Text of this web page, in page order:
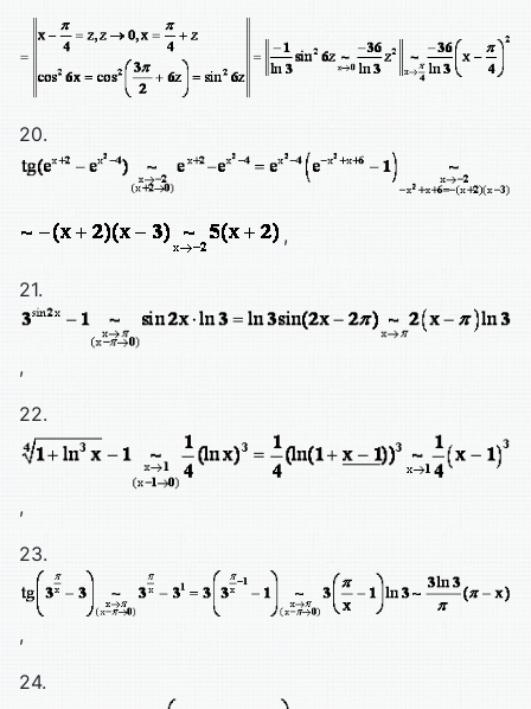
20.
,
21.
,
22.
,
23.
,
24.